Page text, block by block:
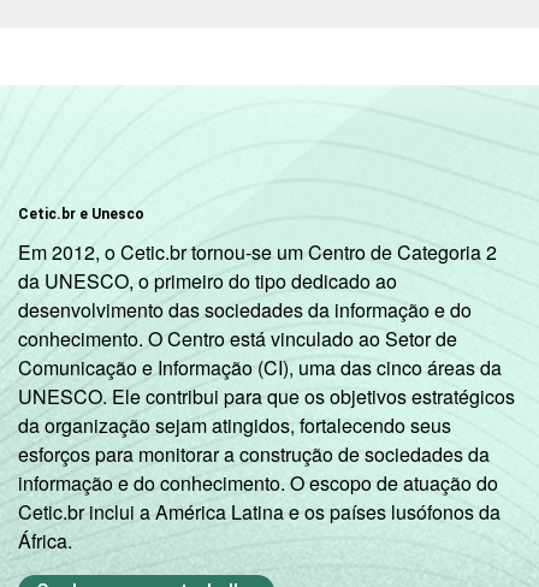
Cetic.br e Unesco
Em 2012, o Cetic.br tornou-se um Centro de Categoria 2
da UNESCO, o primeiro do tipo dedicado ao
desenvolvimento das sociedades da informação e do
conhecimento. O Centro está vinculado ao Setor de
Comunicação e Informação (CI), uma das cinco áreas da
UNESCO. Ele contribui para que os objetivos estratégicos
da organização sejam atingidos, fortalecendo seus
esforços para monitorar a construção de sociedades da
informação e do conhecimento. O escopo de atuação do
Cetic.br inclui a América Latina e os países lusófonos da
África.